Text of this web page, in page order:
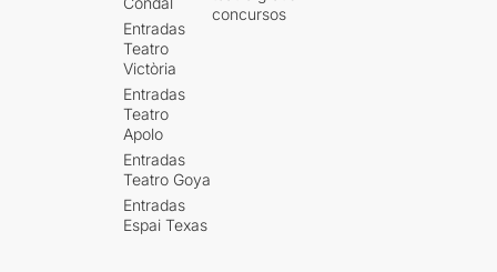
Entradas
Teatro
Victòria
Entradas
Teatro
Apolo
Entradas
Teatro Goya
Entradas
Espai Texas
concursos